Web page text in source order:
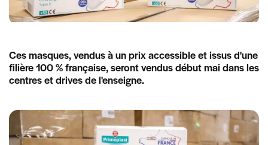
Ces masques, vendus à un prix accessible et issus d'une
filière 100 % française, seront vendus début mai dans les
centres et drives de l'enseigne.